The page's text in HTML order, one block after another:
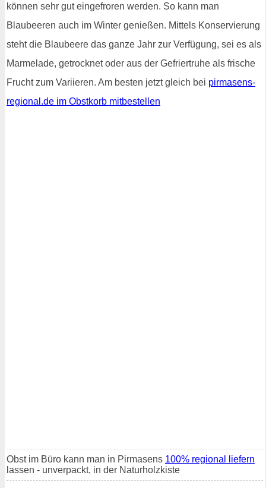
können sehr gut eingefroren werden. So kann man
Blaubeeren auch im Winter genießen. Mittels Konservierung
steht die Blaubeere das ganze Jahr zur Verfügung, sei es als
Marmelade, getrocknet oder aus der Gefriertruhe als frische
Frucht zum Variieren. Am besten jetzt gleich bei pirmasens-
regional.de im Obstkorb mitbestellen
Obst im Büro kann man in Pirmasens 100% regional liefern
lassen - unverpackt, in der Naturholzkiste